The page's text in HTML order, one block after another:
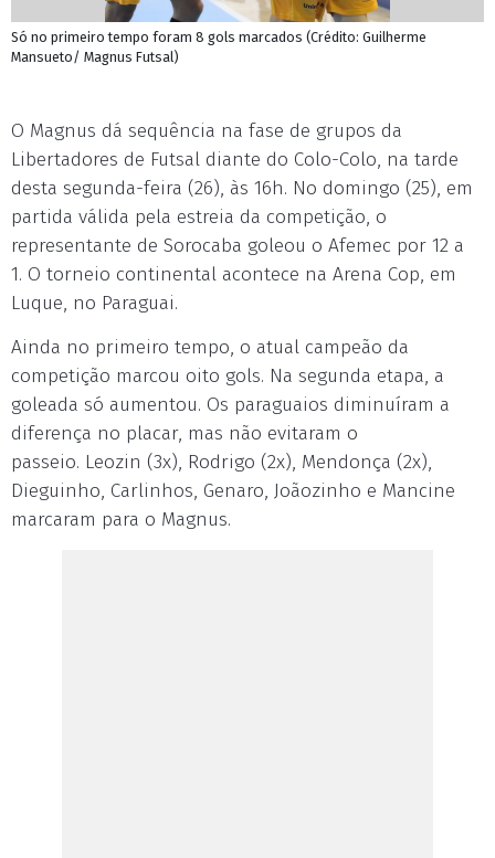
Só no primeiro tempo foram 8 gols marcados (Crédito: Guilherme
Mansueto/ Magnus Futsal)
O Magnus dá sequência na fase de grupos da
Libertadores de Futsal diante do Colo-Colo, na tarde
desta segunda-feira (26), às 16h. No domingo (25), em
partida válida pela estreia da competição, o
representante de Sorocaba goleou o Afemec por 12 a
1. O torneio continental acontece na Arena Cop, em
Luque, no Paraguai.
Ainda no primeiro tempo, o atual campeão da
competição marcou oito gols. Na segunda etapa, a
goleada só aumentou. Os paraguaios diminuíram a
diferença no placar, mas não evitaram o
passeio. Leozin (3x), Rodrigo (2x), Mendonça (2x),
Dieguinho, Carlinhos, Genaro, Joãozinho e Mancine
marcaram para o Magnus.